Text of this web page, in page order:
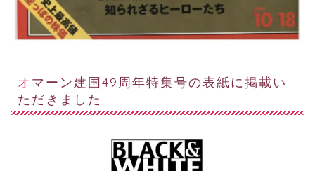
オマーン建国49周年特集号の表紙に掲載い
ただきました